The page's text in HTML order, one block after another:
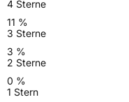
4 Sterne
11 %
3 Sterne
3 %
2 Sterne
0 %
1 Stern